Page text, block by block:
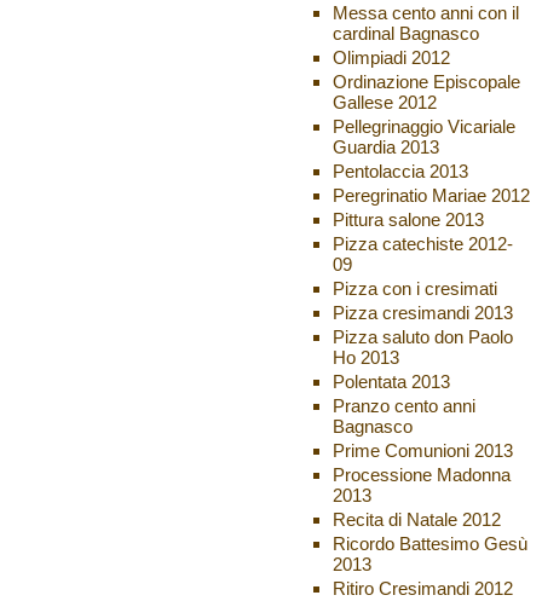
Messa cento anni con il
cardinal Bagnasco
Olimpiadi 2012
Ordinazione Episcopale
Gallese 2012
Pellegrinaggio Vicariale
Guardia 2013
Pentolaccia 2013
Peregrinatio Mariae 2012
Pittura salone 2013
Pizza catechiste 2012-
09
Pizza con i cresimati
Pizza cresimandi 2013
Pizza saluto don Paolo
Ho 2013
Polentata 2013
Pranzo cento anni
Bagnasco
Prime Comunioni 2013
Processione Madonna
2013
Recita di Natale 2012
Ricordo Battesimo Gesù
2013
Ritiro Cresimandi 2012